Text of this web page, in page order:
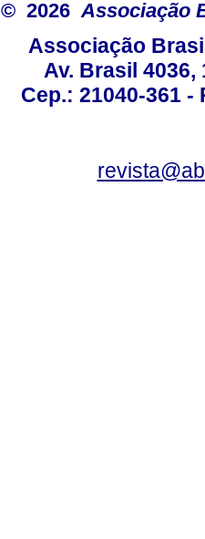
© 2026Associação
Associação
Av. Brasil 4036,
Cep.: 21040-361